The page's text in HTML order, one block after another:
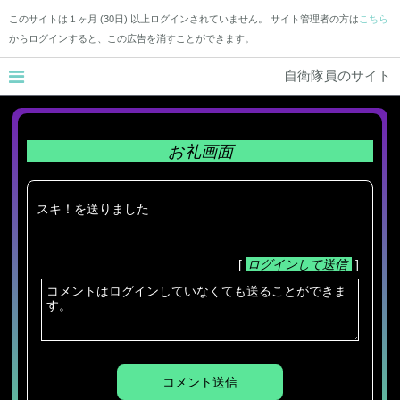
このサイトは１ヶ月 (30日) 以上ログインされていません。 サイト管理者の方は こちら
からログインすると、この広告を消すことができます。
自衛隊員のサイト
お礼画面
スキ！を送りました
[ ログインして送信 ]
コメント送信